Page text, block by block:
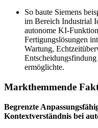
So baute Siemens
im Bereich Industrial
autonome KI-
Fertigungslösungen
Wartung,
ermöglichte.
Markthemmende
Begrenzte
Kontextverständnis bei